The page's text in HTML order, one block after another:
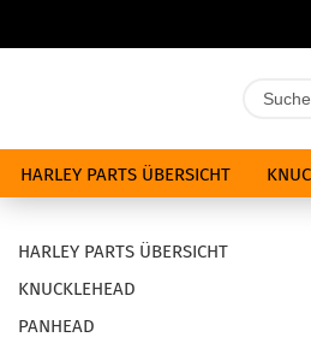
HARLEY PARTS ÜBERSICHT
HARLEY PARTS ÜBERSICHT
KNUCKLEHEAD
PANHEAD